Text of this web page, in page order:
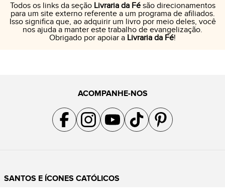
Todos os links da seção Livraria da Fésão direcionamentos
para um site externo referente a um programa de afiliados.
Isso significa que, ao adquirir um livro por meio deles, você
nos ajuda a manter este trabalho de evangelização.
Obrigado por apoiar a Livraria da Fé!
ACOMPANHE-NOS
Acompanhe a gente no Facebook
Acompanhe a gente no Instagram
Acompanhe a gente no YouTube
Acompanhe a gente no TikTok
Acompanhe a gente no
SANTOS E ÍCONES CATÓLICOS